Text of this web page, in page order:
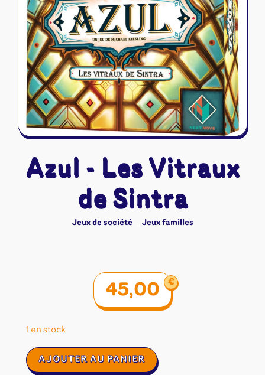
Naruto Mythos
Autres
Tapis de jeu
Azul - Les Vitraux
de Sintra
Jeux de société Jeux familles
45,00 €
1 en stock
quantité
de
AJOUTER AU PANIER